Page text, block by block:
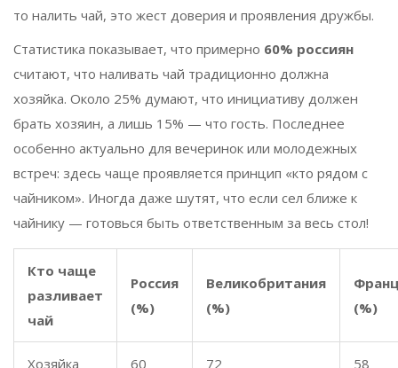
то налить чай, это жест доверия и проявления дружбы.
Статистика показывает, что примерно 60% россиян
считают, что наливать чай традиционно должна
хозяйка. Около 25% думают, что инициативу должен
брать хозяин, а лишь 15% — что гость. Последнее
особенно актуально для вечеринок или молодежных
встреч: здесь чаще проявляется принцип «кто рядом с
чайником». Иногда даже шутят, что если сел ближе к
чайнику — готовься быть ответственным за весь стол!
Кто чаще
разливает
чай
Россия
(%)
Великобритания
(%)
(%)
Хозяйка 60 72 58